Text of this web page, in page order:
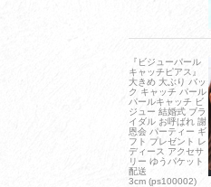
『ビジューパール
キャッチピアス』
大きめ 大ぶり バッ
ク キャッチ パール
パールキャッチ ビ
ジュー 結婚式 ブラ
イダル お呼ばれ 謝
恩会 パーティー ギ
フト プレゼント レ
ディース アクセサ
リー ゆうパケット
配送
3cm (ps100002)